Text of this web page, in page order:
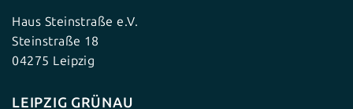
Haus Steinstraße e.V.
Steinstraße 18
04275 Leipzig
LEIPZIG GRÜNAU